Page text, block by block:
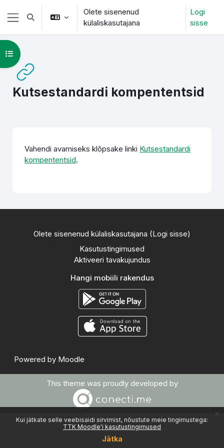
Jäta vahele peasisuni
Kui jätkate selle veebisaidi sirvimist, nõustute meie tingimustega:
TTK Moodle'i kasutustingimused
Jätka
x
Küljepaneel
Lülitab otsingu sisendi
Olete sisenenud
külaliskasutajana
Logi
sisse
Kutsestandardi kompententsid
Ava kursuse sisukord
Vahendi avamiseks klõpsake linki Kutsestandardi
kompententsid.
Olete sisenenud külaliskasutajana (Logi sisse)
Kasutustingimused
Aktiveeri tavakujundus
Hangi mobiili rakendus
Powered by Moodle
This theme was proudly developed by